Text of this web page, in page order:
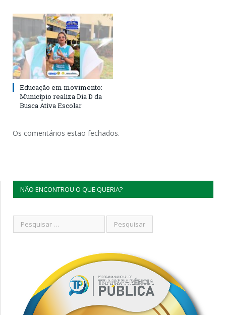
Educação em movimento:
Município realiza Dia D da
Busca Ativa Escolar
Os comentários estão fechados.
NÃO ENCONTROU O QUE QUERIA?